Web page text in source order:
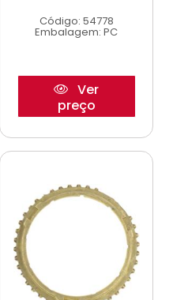
Código: 54778
Embalagem: PC
Ver
preço